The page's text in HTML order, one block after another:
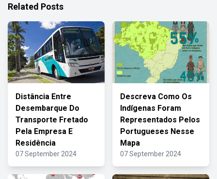
Related Posts
Distância Entre
Desembarque Do
Transporte Fretado
Pela Empresa E
Residência
07 September 2024
Descreva Como Os
Indígenas Foram
Representados Pelos
Portugueses Nesse
Mapa
07 September 2024